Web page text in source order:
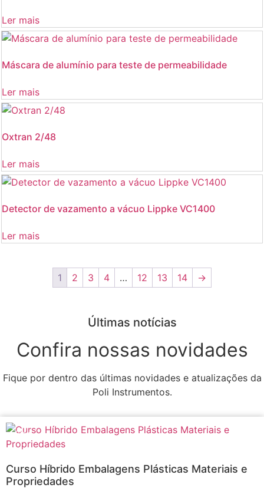
Ler mais
Máscara de alumínio para teste de permeabilidade
Ler mais
Oxtran 2/48
Ler mais
Detector de vazamento a vácuo Lippke VC1400
Ler mais
1 2 3 4 … 12 13 14 →
Últimas notícias
Confira nossas novidades
Fique por dentro das últimas novidades e atualizações da
Poli Instrumentos.
Blog
Curso Híbrido Embalagens Plásticas Materiais e
Propriedades